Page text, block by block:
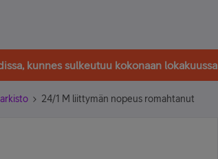
kunnes sulkeutuu kokonaan lokakuussa
24/1 M liittymän nopeus romahtanut